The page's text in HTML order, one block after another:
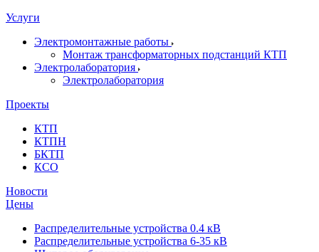
Услуги
Электромонтажные работы
Монтаж трансформаторных подстанций КТП
Электролаборатория
Электролаборатория
Проекты
КТП
КТПН
БКТП
КСО
Новости
Цены
Распределительные устройства 0.4 кВ
Распределительные устройства 6-35 кВ